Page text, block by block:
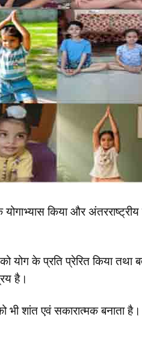
योगाभ्यास किया और
योग के प्रति प्रेरित किया तथा
है।
शांत एवं सकारात्मक बनाता है।